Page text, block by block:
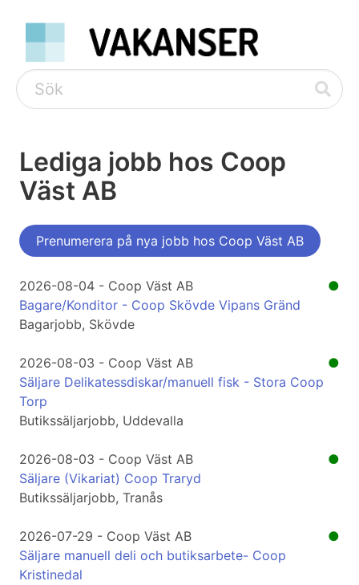
Lediga jobb hos Coop
Väst AB
Prenumerera på nya jobb hos Coop Väst AB
●
2026-08-04 - Coop Väst AB
Bagare/Konditor - Coop Skövde Vipans Gränd
Bagarjobb, Skövde
●
2026-08-03 - Coop Väst AB
Säljare Delikatessdiskar/manuell fisk - Stora Coop
Torp
Butikssäljarjobb, Uddevalla
●
2026-08-03 - Coop Väst AB
Säljare (Vikariat) Coop Traryd
Butikssäljarjobb, Tranås
●
2026-07-29 - Coop Väst AB
Säljare manuell deli och butiksarbete- Coop
Kristinedal